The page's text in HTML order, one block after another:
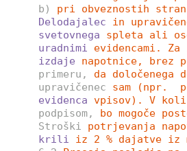
b)
pri obveznostih
Delodajalec
in
svetovnega
spleta ali
uradnimi
evidencami.
izdaje
napotnice, brez
primeru,
da
upravičenec
sam (npr.
evidenca vpisov). V
podpisom,
bo mogoče
Stroški
potrjevanja
krili
iz 2 % dajatve iz